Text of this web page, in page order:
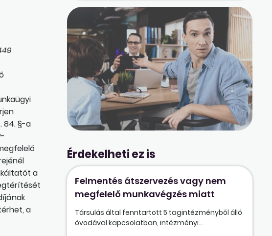
84. §-a
a
a
Érdekelheti ez is
Felmentés átszervezés vagy nem
megfelelő munkavégzés miatt
Társulás által fenntartott 5 tagintézményből álló
óvodával kapcsolatban, intézményi...